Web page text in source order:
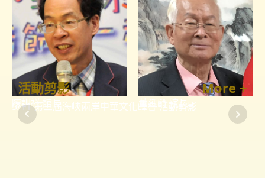
陳訓祥 館長 董延齡 院長
活動剪影 More +
5/11 第三屆海峽兩岸中華文化峰會 活動剪影